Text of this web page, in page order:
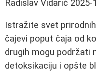
Radislav Vidarić 2025-
Istražite svet
čajevi poput čaja od
drugih mogu podržati
detoksikaciju i opšte